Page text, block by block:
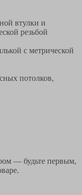
втулки и
резьбой
с метрической
потолков,
— будьте первым,